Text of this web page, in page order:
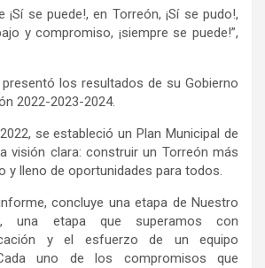
¡Sí se puede!, en Torreón, ¡Sí se pudo!,
y compromiso, ¡siempre se puede!”,
los resultados de su Gobierno
2022-2023-2024.
se estableció un Plan Municipal de
visión clara: construir un Torreón más
y lleno de oportunidades para todos.
concluye una etapa de Nuestro
una etapa que superamos con
y el esfuerzo de un equipo
uno de los compromisos que